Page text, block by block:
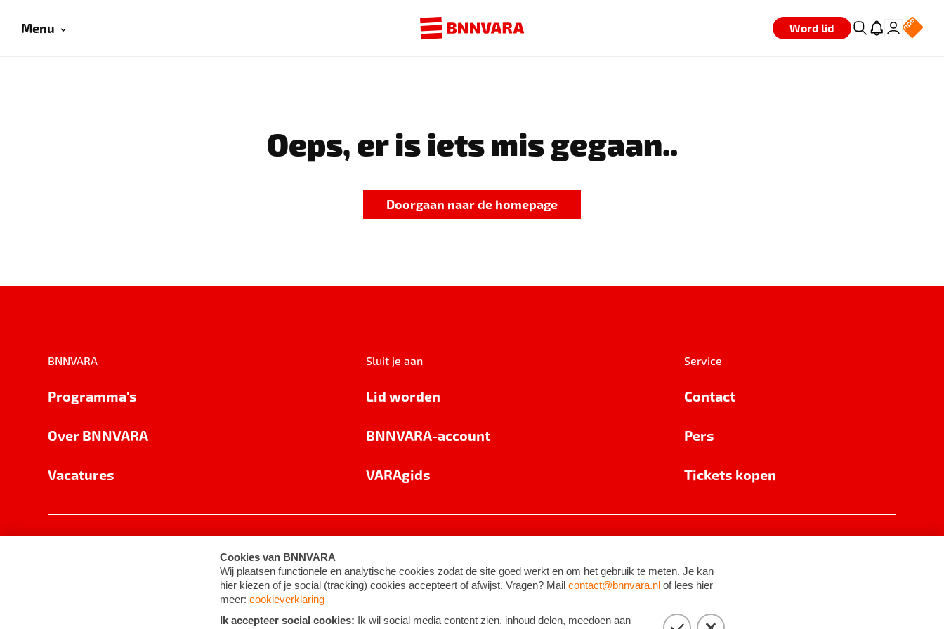
Menu Word lid
Oeps, er is iets mis gegaan..
Doorgaan naar de homepage
BNNVARA
Programma's
Over BNNVARA
Vacatures
Sluit je aan
Lid worden
BNNVARA-account
VARAgids
Service
Contact
Pers
Tickets kopen
Cookie-instellingen Algemene voorwaarden ©2026BNNVARA